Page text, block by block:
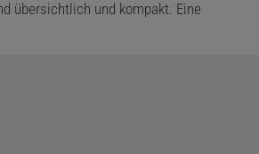
übersichtlich und kompakt. Eine